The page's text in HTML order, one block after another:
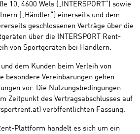
10, 4600 Wels („INTERSPORT“) sowie
(„Händler“) einerseits und dem
geschlossenen Verträge über die
über die INTERSPORT Rent-
von Sportgeräten bei Händlern.
dem Kunden beim Verleih von
besondere Vereinbarungen gehen
vor. Die Nutzungsbedingungen
Zeitpunkt des Vertragsabschlusses auf
veröffentlichten Fassung.
Plattform handelt es sich um ein